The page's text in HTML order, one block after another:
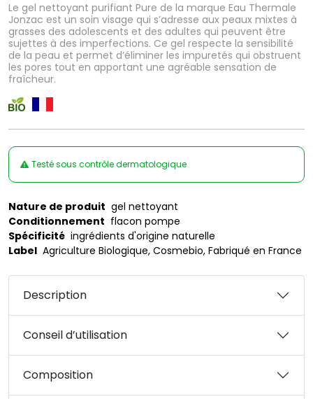
Le gel nettoyant purifiant Pure de la marque Eau Thermale
Jonzac est un soin visage qui s’adresse aux peaux mixtes à
grasses des adolescents et des adultes qui peuvent être
sujettes à des imperfections. Ce gel respecte la sensibilité
de la peau et permet d’éliminer les impuretés qui obstruent
les pores tout en apportant une agréable sensation de
fraîcheur.
Testé sous contrôle dermatologique
Nature de produit gel nettoyant
Conditionnement flacon pompe
Spécificité ingrédients d'origine naturelle
Label Agriculture Biologique, Cosmebio, Fabriqué en France
Description
Conseil d’utilisation
Composition